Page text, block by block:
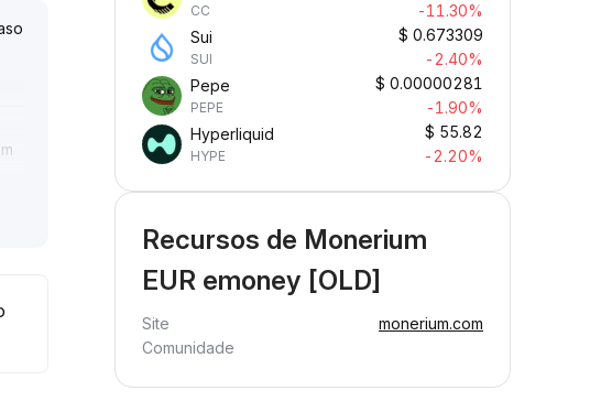
CC
-11.30%
Sui
SUI
$ 0.673309
-2.40%
Pepe
PEPE
$ 0.00000281
-1.90%
Hyperliquid
HYPE
$ 55.82
-2.20%
Recursos de Monerium
EUR emoney [OLD]
Site
monerium.com
Comunidade